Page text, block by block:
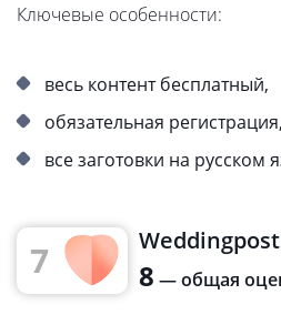
Ключевые особенности:
весь контент бесплатный,
обязательная регистрация,
все заготовки на русском
7 8 — общая